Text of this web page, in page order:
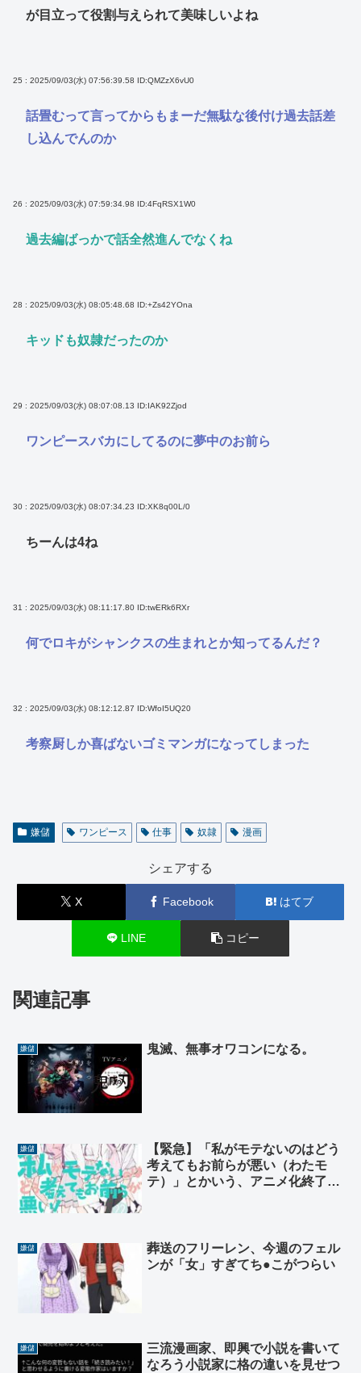
が目立って役割与えられて美味しいよね
25 : 2025/09/03(水) 07:56:39.58 ID:QMZzX6vU0
話畳むって言ってからもまーだ無駄な後付け過去話差
し込んでんのか
26 : 2025/09/03(水) 07:59:34.98 ID:4FqRSX1W0
過去編ばっかで話全然進んでなくね
28 : 2025/09/03(水) 08:05:48.68 ID:+Zs42YOna
キッドも奴隷だったのか
29 : 2025/09/03(水) 08:07:08.13 ID:IAK92Zjod
ワンピースバカにしてるのに夢中のお前ら
30 : 2025/09/03(水) 08:07:34.23 ID:XK8q00L/0
ちーんは4ね
31 : 2025/09/03(水) 08:11:17.80 ID:twERk6RXr
何でロキがシャンクスの生まれとか知ってるんだ？
32 : 2025/09/03(水) 08:12:12.87 ID:WfoI5UQ20
考察厨しか喜ばないゴミマンガになってしまった
嫌儲 ワンピース 仕事 奴隷 漫画
シェアする
X Facebook はてブ
LINE コピー
関連記事
嫌儲 鬼滅、無事オワコンになる。
嫌儲
【緊急】「私がモテないのはどう
考えてもお前らが悪い（わたモ
テ）」とかいう、アニメ化終了後
嫌儲
葬送のフリーレン、今週のフェル
ンが「女」すぎてち●こがつらい
嫌儲
三流漫画家、即興で小説を書いて
なろう小説家に格の違いを見せつ